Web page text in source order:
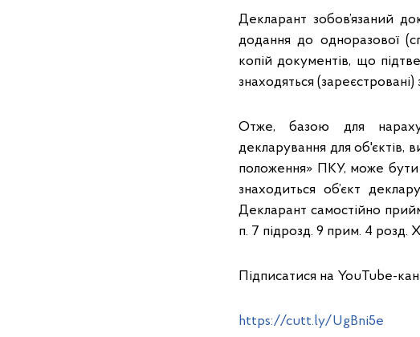
Декларант зобов’язаний
додання до одноразової
копій документів, що
знаходяться
Отже, базою для
декларування для об'єктів,
положення» ПКУ, може бути
знаходиться об’єкт
Декларант самостійно
п. 7 підрозд. 9 прим. 4 розд.
Підписатися на YouTube-
https://cutt.ly/UgBni5e